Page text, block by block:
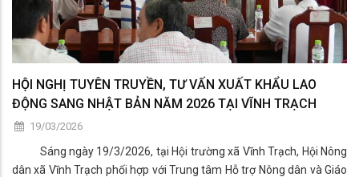
HỘI NGHỊ TUYÊN TRUYỀN, TƯ VẤN XUẤT KHẨU LAO
ĐỘNG SANG NHẬT BẢN NĂM 2026 TẠI VĨNH TRẠCH
19/03/2026
Sáng ngày 19/3/2026, tại Hội trường xã Vĩnh Trạch, Hội Nông
dân xã Vĩnh Trạch phối hợp với Trung tâm Hỗ trợ Nông dân và Giáo